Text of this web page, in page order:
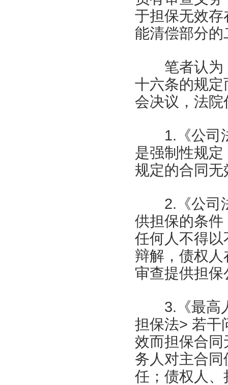
于担保无效
能清偿部分
笔者认为，
十六条的规
会决议，法
1.《公司法
是强制性规
规定的合同无
2.《公司法
供担保的条
任何人不得
辩解，债权
审查提供担
3.《最高人
担保法> 若干
效而担保合
务人对主合
任；债权人